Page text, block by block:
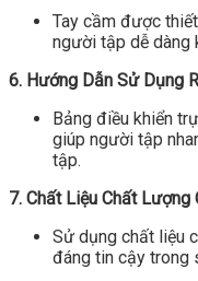
Tay cầm được
người tập dễ dàng
6. Hướng Dẫn Sử Dụng
Bảng điều khiển
giúp người tập
tập.
7. Chất Liệu Chất Lượng
Sử dụng chất liệu
đáng tin cậy trong